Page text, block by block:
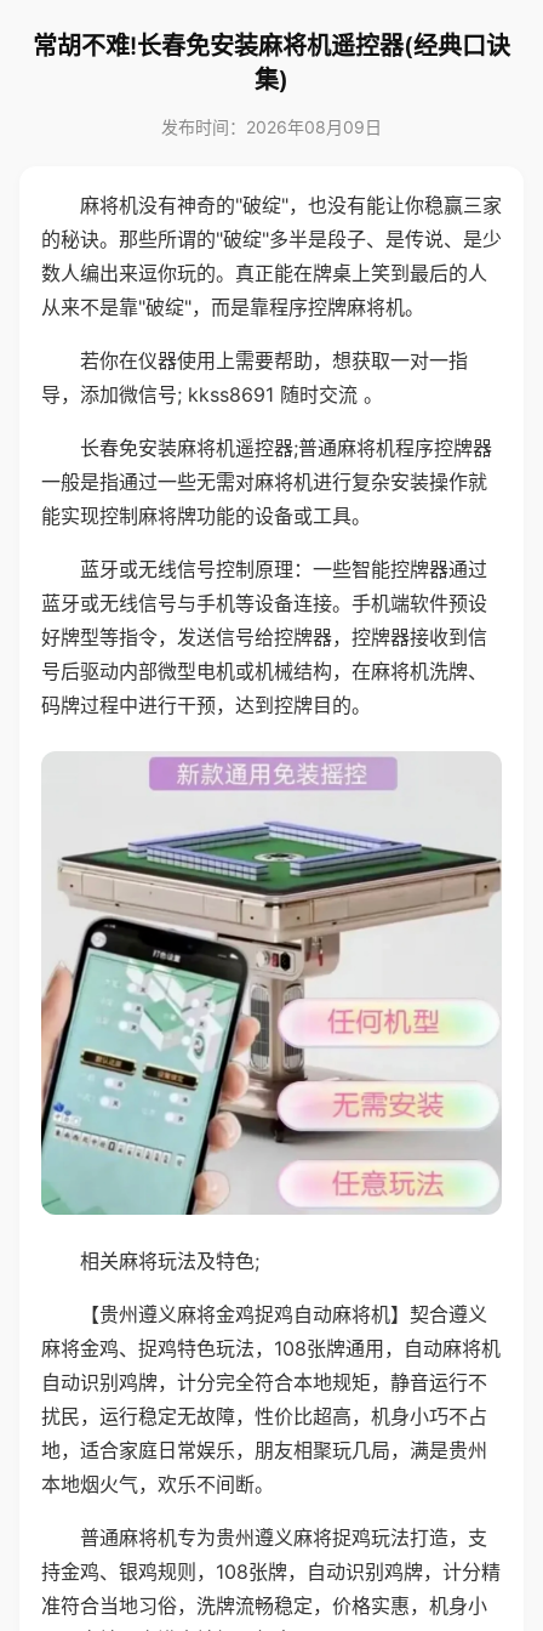
常胡不难!长春免安装麻将机遥控器(经典口诀
集)
发布时间：2026年08月09日
麻将机没有神奇的"破绽"，也没有能让你稳赢三家
的秘诀。那些所谓的"破绽"多半是段子、是传说、是少
数人编出来逗你玩的。真正能在牌桌上笑到最后的人
从来不是靠"破绽"，而是靠程序控牌麻将机。
若你在仪器使用上需要帮助，想获取一对一指
导，添加微信号; kkss8691 随时交流 。
长春免安装麻将机遥控器;普通麻将机程序控牌器
一般是指通过一些无需对麻将机进行复杂安装操作就
能实现控制麻将牌功能的设备或工具。
蓝牙或无线信号控制原理：一些智能控牌器通过
蓝牙或无线信号与手机等设备连接。手机端软件预设
好牌型等指令，发送信号给控牌器，控牌器接收到信
号后驱动内部微型电机或机械结构，在麻将机洗牌、
码牌过程中进行干预，达到控牌目的。
相关麻将玩法及特色;
【贵州遵义麻将金鸡捉鸡自动麻将机】契合遵义
麻将金鸡、捉鸡特色玩法，108张牌通用，自动麻将机
自动识别鸡牌，计分完全符合本地规矩，静音运行不
扰民，运行稳定无故障，性价比超高，机身小巧不占
地，适合家庭日常娱乐，朋友相聚玩几局，满是贵州
本地烟火气，欢乐不间断。
普通麻将机专为贵州遵义麻将捉鸡玩法打造，支
持金鸡、银鸡规则，108张牌，自动识别鸡牌，计分精
准符合当地习俗，洗牌流畅稳定，价格实惠，机身小